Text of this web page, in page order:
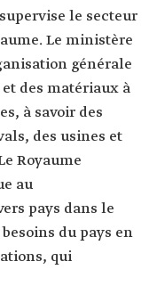
le secteur
Le ministère
générale
des matériaux à
à savoir des
des usines et
Royaume
au
pays dans le
du pays en
qui